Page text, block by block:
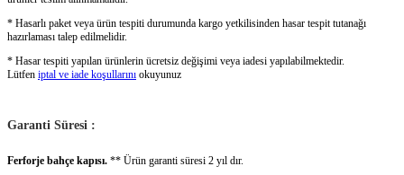
* Hasarlı paket veya ürün tespiti durumunda kargo yetkilisinden hasar tespit tutanağı
hazırlaması talep edilmelidir.
* Hasar tespiti yapılan ürünlerin ücretsiz değişimi veya iadesi yapılabilmektedir.
Lütfen iptal ve iade koşullarını okuyunuz
Garanti Süresi :
Ferforje bahçe kapısı. ** Ürün garanti süresi 2 yıl dır.